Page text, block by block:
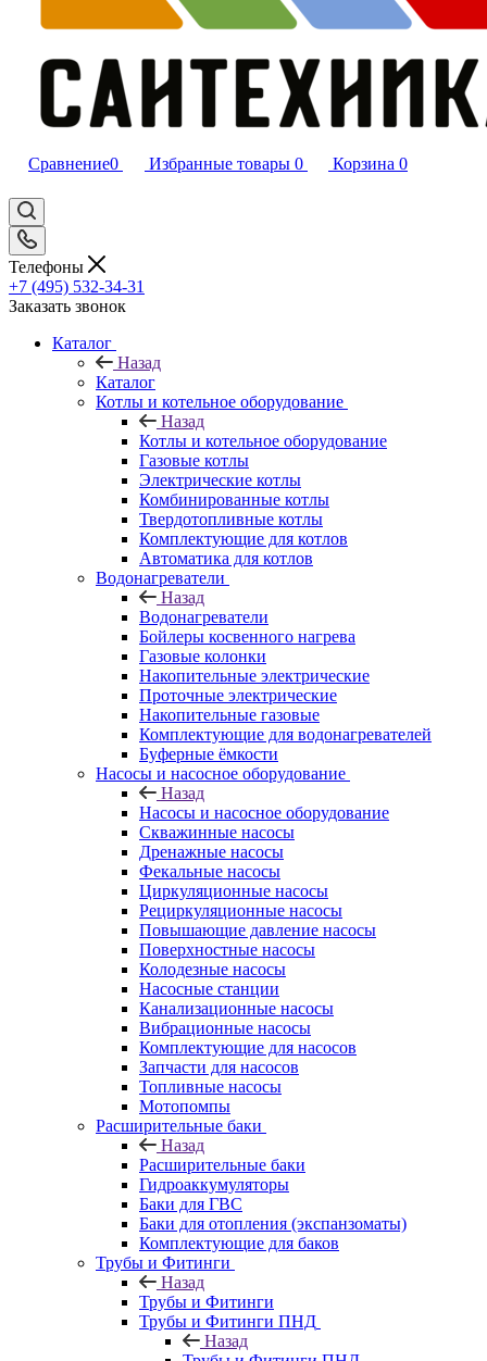
Сравнение0 Избранные товары 0 Корзина 0
Телефоны
+7 (495) 532‑34‑31
Заказать звонок
Каталог
Назад
Каталог
Котлы и котельное оборудование
Назад
Котлы и котельное оборудование
Газовые котлы
Электрические котлы
Комбинированные котлы
Твердотопливные котлы
Комплектующие для котлов
Автоматика для котлов
Водонагреватели
Назад
Водонагреватели
Бойлеры косвенного нагрева
Газовые колонки
Накопительные электрические
Проточные электрические
Накопительные газовые
Комплектующие для водонагревателей
Буферные ёмкости
Насосы и насосное оборудование
Назад
Насосы и насосное оборудование
Скважинные насосы
Дренажные насосы
Фекальные насосы
Циркуляционные насосы
Рециркуляционные насосы
Повышающие давление насосы
Поверхностные насосы
Колодезные насосы
Насосные станции
Канализационные насосы
Вибрационные насосы
Комплектующие для насосов
Запчасти для насосов
Топливные насосы
Мотопомпы
Расширительные баки
Назад
Расширительные баки
Гидроаккумуляторы
Баки для ГВС
Баки для отопления (экспанзоматы)
Комплектующие для баков
Трубы и Фитинги
Назад
Трубы и Фитинги
Трубы и Фитинги ПНД
Назад